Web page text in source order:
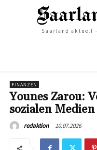
Saarland aktuell
FINANZEN
Younes Zarou:
sozialen
redaktion 10.07.2026